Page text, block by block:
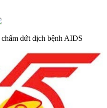
dứt dịch bệnh AIDS